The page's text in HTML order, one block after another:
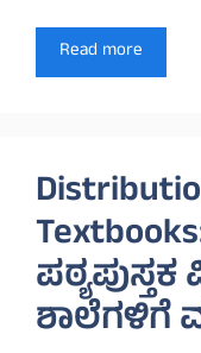
Read more
ಶಾಲೆಗಳಿಗೆ